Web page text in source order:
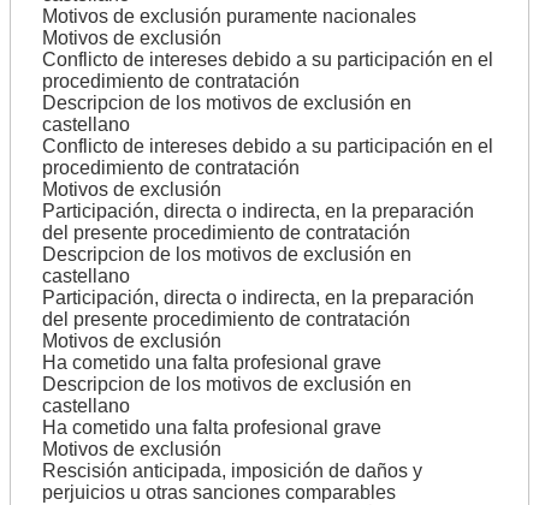
Motivos de exclusión puramente nacionales
Motivos de exclusión
Conflicto de intereses debido a su participación en el
procedimiento de contratación
Descripcion de los motivos de exclusión en
castellano
Conflicto de intereses debido a su participación en el
procedimiento de contratación
Motivos de exclusión
Participación, directa o indirecta, en la preparación
del presente procedimiento de contratación
Descripcion de los motivos de exclusión en
castellano
Participación, directa o indirecta, en la preparación
del presente procedimiento de contratación
Motivos de exclusión
Ha cometido una falta profesional grave
Descripcion de los motivos de exclusión en
castellano
Ha cometido una falta profesional grave
Motivos de exclusión
Rescisión anticipada, imposición de daños y
perjuicios u otras sanciones comparables